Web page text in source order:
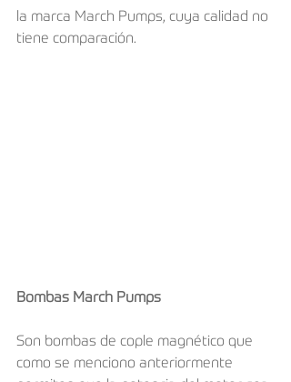
la marca March Pumps, cuya calidad no
tiene comparación.
Bombas March Pumps
Son bombas de cople magnético que
como se menciono anteriormente